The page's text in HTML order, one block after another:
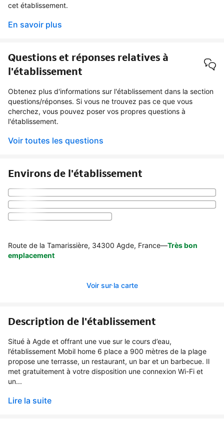
cet établissement.
En savoir plus
Questions et réponses relatives à
l'établissement
Obtenez plus d'informations sur l'établissement dans la section
questions/réponses. Si vous ne trouvez pas ce que vous
cherchez, vous pouvez poser vos propres questions à
l'établissement.
Voir toutes les questions
Environs de l'établissement
Route de la Tamarissière, 34300 Agde, France—Très bon
emplacement
Voir sur la carte
Description de l'établissement
Situé à Agde et offrant une vue sur le cours d’eau,
l’établissement Mobil home 6 place a 900 mètres de la plage
propose une terrasse, un restaurant, un bar et un barbecue. Il
met gratuitement à votre disposition une connexion Wi-Fi et
un...
Lire la suite